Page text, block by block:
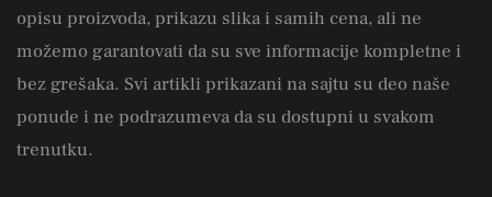
opisu proizvoda, prikazu slika i samih cena, ali ne
možemo garantovati da su sve informacije kompletne i
bez grešaka. Svi artikli prikazani na sajtu su deo naše
ponude i ne podrazumeva da su dostupni u svakom
trenutku.